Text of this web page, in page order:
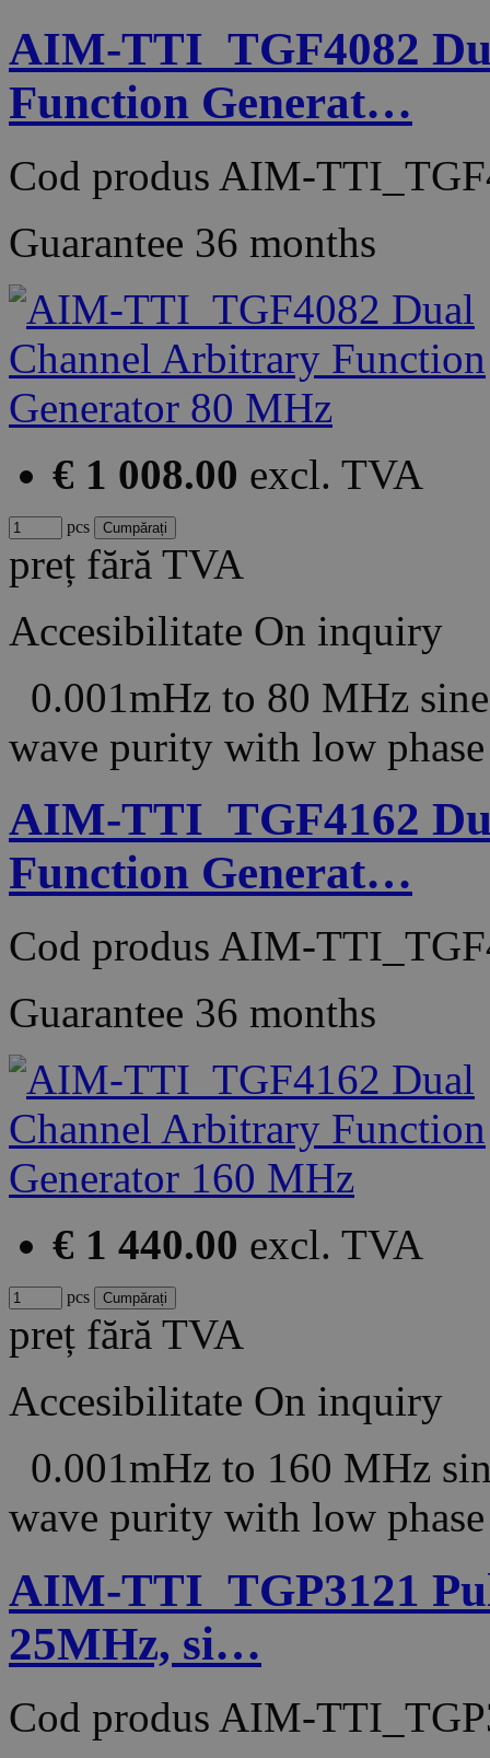
AIM-TTI_TGF4082
Function Generat…
Cod produs AIM-
Guarantee 36 months
€ 1 008.00 excl. TVA
pcs
preț fără TVA
Accesibilitate On inquiry
0.001mHz to 80 MHz
wave purity with low
AIM-TTI_TGF4162
Function Generat…
Cod produs AIM-
Guarantee 36 months
€ 1 440.00 excl. TVA
pcs
preț fără TVA
Accesibilitate On inquiry
0.001mHz to 160 MHz
wave purity with low
AIM-TTI_TGP3121
25MHz, si…
Cod produs AIM-